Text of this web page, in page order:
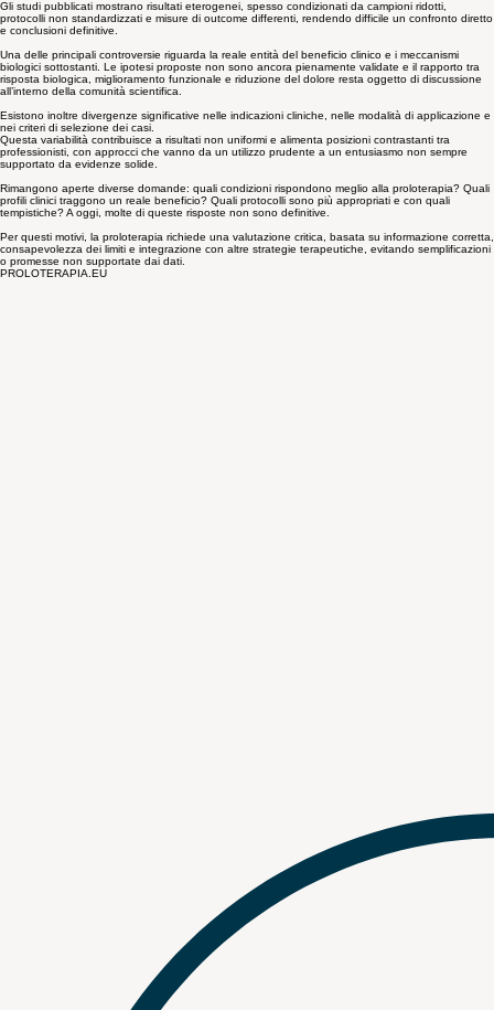
Nonostante l’utilizzo della proloterapia in ambito clinico da diversi anni, permangono limiti rilevanti
nella qualità e nell’interpretazione delle evidenze disponibili.
protocolli non standardizzati e misure di outcome differenti, rendendo difficile un confronto diretto
e conclusioni definitive.
Una delle principali controversie riguarda la reale entità del beneficio clinico e i meccanismi
risposta biologica, miglioramento funzionale e riduzione del dolore resta oggetto di discussione
all’interno della comunità scientifica.
Esistono inoltre divergenze significative nelle indicazioni cliniche, nelle modalità di applicazione e
nei criteri di selezione dei casi.
professionisti, con approcci che vanno da un utilizzo prudente a un entusiasmo non sempre
supportato da evidenze solide.
profili clinici traggono un reale beneficio? Quali protocolli sono più appropriati e con quali
tempistiche? A oggi, molte di queste risposte non sono definitive.
Per questi motivi, la proloterapia richiede una valutazione critica, basata su informazione corretta,